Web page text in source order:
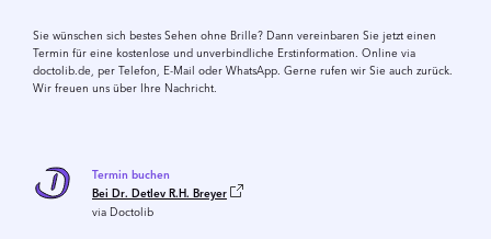
Sie wünschen sich bestes Sehen ohne Brille? Dann vereinbaren Sie jetzt einen
Termin für eine kostenlose und unverbindliche Erstinformation. Online via
doctolib.de, per Telefon, E-Mail oder WhatsApp. Gerne rufen wir Sie auch zurück.
Wir freuen uns über Ihre Nachricht.
Termin buchen
Bei Dr. Detlev R.H. Breyer
via Doctolib